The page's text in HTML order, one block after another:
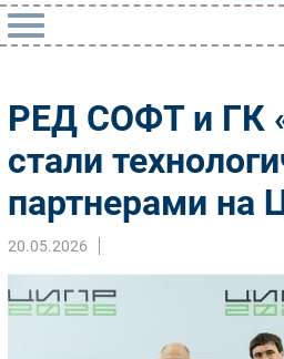
Импорто­замещение
Автоматизация
Интернет
Мобильная связь
Фиксированная связь
Интеграция
Рынок ПК
РЕД СОФТ и ГК
стали
партнерами на
20.05.2026